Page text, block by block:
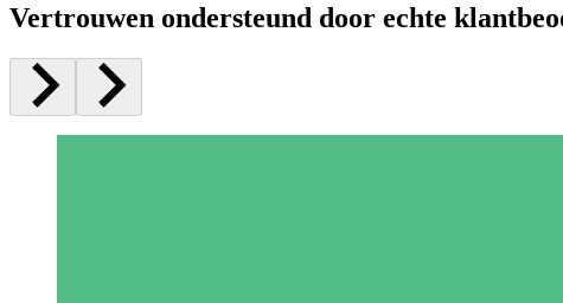
Vertrouwen ondersteund door echte